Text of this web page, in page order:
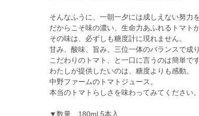
そんなふうに、一朝一夕には成しえない努力
だからこそ味の濃い、生命力あふれるトマト
その味は、必ずしも糖度計に現れません。
甘み、酸味、旨み。三位一体のバランスで成
こだわりのトマト、と一口に言うのは簡単です
わたしが提供したいのは、糖度よりも感動。
中野ファームのトマトジュース。
本当のトマトらしさを味わってみてください。
▼数量…180ml 5本入